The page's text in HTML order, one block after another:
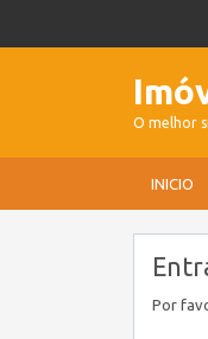
O melhor
INICIO
Por